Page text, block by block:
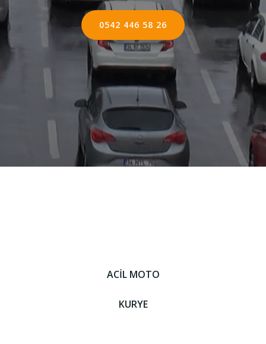
0542 446 58 26
ACİL MOTO
KURYE